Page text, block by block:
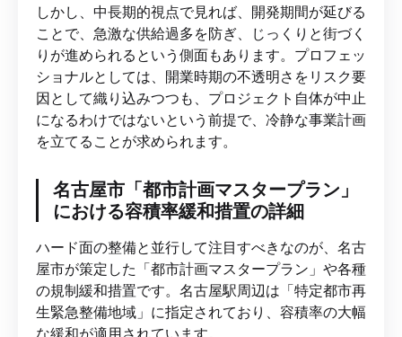
しかし、中長期的視点で見れば、開発期間が延びる
ことで、急激な供給過多を防ぎ、じっくりと街づく
りが進められるという側面もあります。プロフェッ
ショナルとしては、開業時期の不透明さをリスク要
因として織り込みつつも、プロジェクト自体が中止
になるわけではないという前提で、冷静な事業計画
を立てることが求められます。
名古屋市「都市計画マスタープラン」
における容積率緩和措置の詳細
ハード面の整備と並行して注目すべきなのが、名古
屋市が策定した「都市計画マスタープラン」や各種
の規制緩和措置です。名古屋駅周辺は「特定都市再
生緊急整備地域」に指定されており、容積率の大幅
な緩和が適用されています。